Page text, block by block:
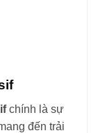
chính là sự
đến trải